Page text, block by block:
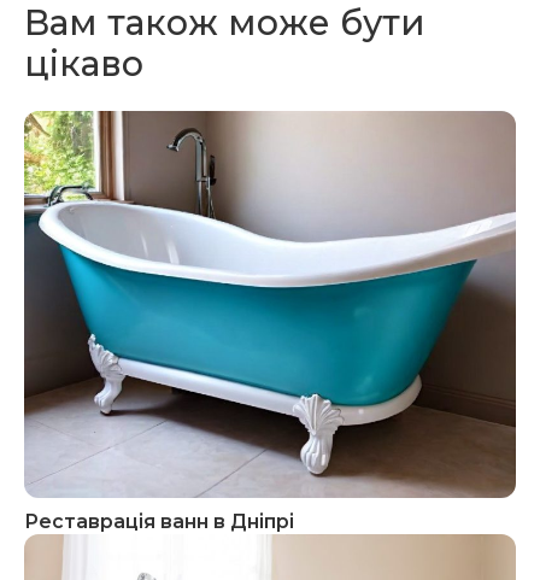
Вам також може бути
цікаво
Реставрація ванн в Дніпрі